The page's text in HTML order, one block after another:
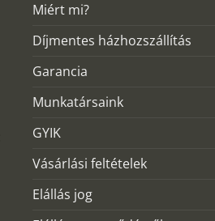
Miért mi?
Díjmentes házhozszállítás
Garancia
Munkatársaink
GYIK
Vásárlási feltételek
Elállás jog